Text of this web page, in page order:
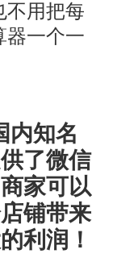
不用把每
器一个一
内知名
了微信
家可以
铺带来
利润！